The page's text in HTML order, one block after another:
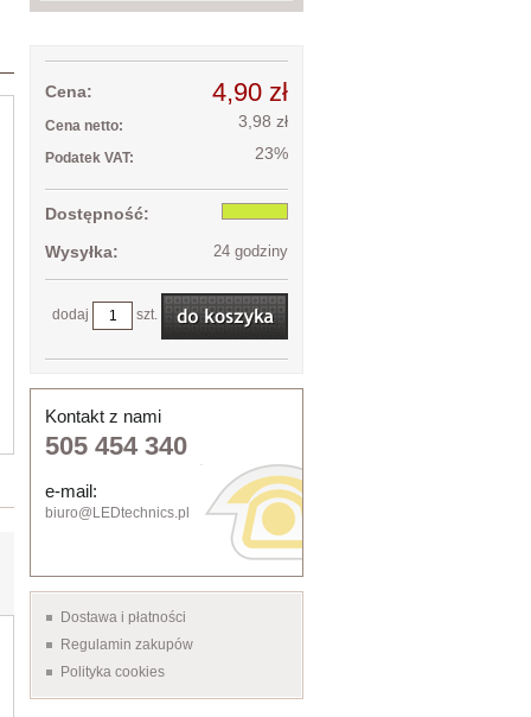
Cena: 4,90 zł
Cena netto: 3,98 zł
Podatek VAT: 23%
Dostępność:
Wysyłka:
24 godziny
dodaj szt.
Kontakt z nami
505 454 340
e-mail:
biuro@LEDtechnics.pl
Dostawa i płatności
Regulamin zakupów
Polityka cookies